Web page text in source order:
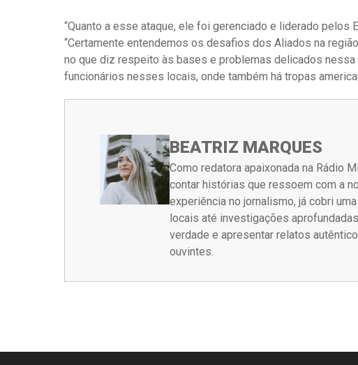
“Quanto a esse ataque, ele foi gerenciado e liderado pelos
“Certamente entendemos os desafios dos Aliados na
no que diz respeito às bases e problemas delicados
funcionários nesses locais, onde também há tropas
BEATRIZ MARQUES
Como redatora apaixonada na Rádio
contar histórias que ressoem com a
experiência no jornalismo, já cobri
locais até investigações
verdade e apresentar relatos
ouvintes.